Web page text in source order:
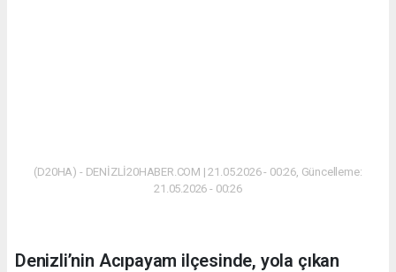
(D20HA) - DENİZLİ20HABER.COM | 21.05.2026 - 00:26, Güncelleme:
21.05.2026 - 00:26
Denizli’nin Acıpayam ilçesinde, yola çıkan